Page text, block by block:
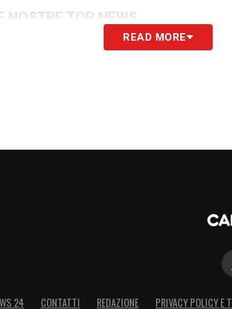
NOSTRE TOP NEWS
READ MORE
24 CONTATTI REDAZIONE PRIVACY POLICY E